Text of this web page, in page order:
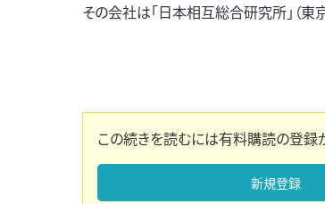
その会社は「日本相互総合研究所」（東
この続きを読むには有料購読の登録
新規登録